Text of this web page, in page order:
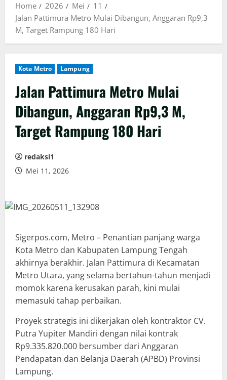
Home 2026 Mei
11
Jalan Pattimura Metro Mulai Dibangun, Anggaran Rp9,3
M, Target Rampung 180 Hari
Kota Metro Lampung
Jalan Pattimura Metro Mulai
Dibangun, Anggaran Rp9,3 M,
Target Rampung 180 Hari
redaksi1
Mei 11, 2026
Sigerpos.com, Metro – Penantian panjang warga
Kota Metro dan Kabupaten Lampung Tengah
akhirnya berakhir. Jalan Pattimura di Kecamatan
Metro Utara, yang selama bertahun-tahun menjadi
momok karena kerusakan parah, kini mulai
memasuki tahap perbaikan.
Proyek strategis ini dikerjakan oleh kontraktor CV.
Putra Yupiter Mandiri dengan nilai kontrak
Rp9.335.820.000 bersumber dari Anggaran
Pendapatan dan Belanja Daerah (APBD) Provinsi
Lampung.